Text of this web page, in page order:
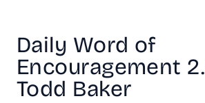
Daily Word of
Encouragement
Todd Baker